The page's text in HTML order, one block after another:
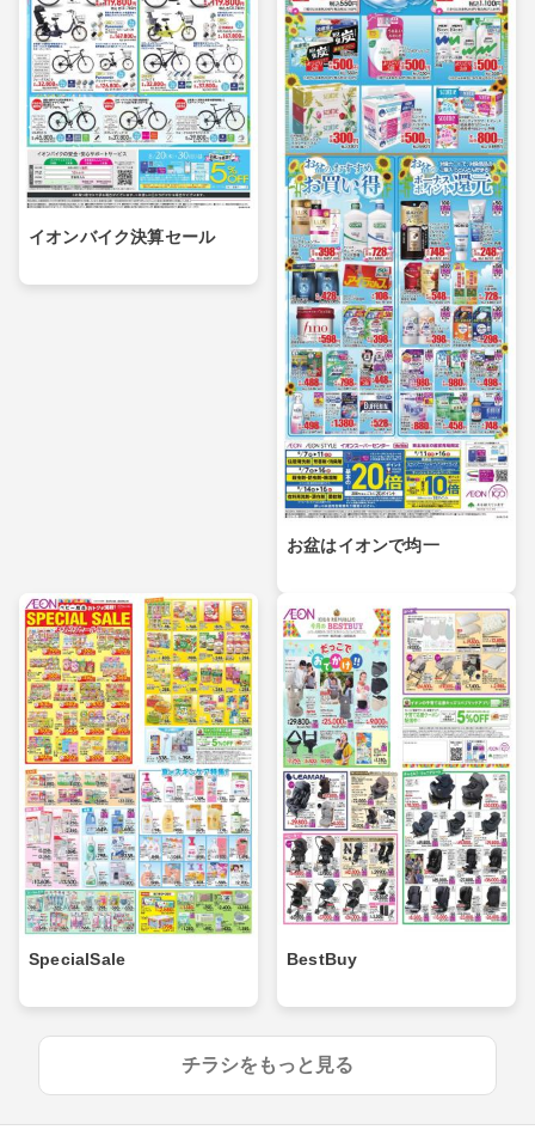
イオンバイク決算セール
お盆はイオンで均一
SpecialSale BestBuy
チラシをもっと見る